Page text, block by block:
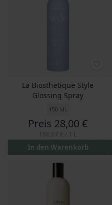
La Biosthetique Style
Glossing Spray
150 ML
Preis 28,00 €
In den Warenkorb